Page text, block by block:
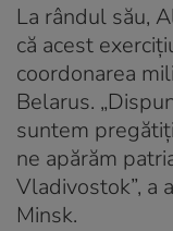
La rândul său,
că acest
coordonarea
Belarus.
suntem
ne apărăm
Vladivostok”, a
Minsk.